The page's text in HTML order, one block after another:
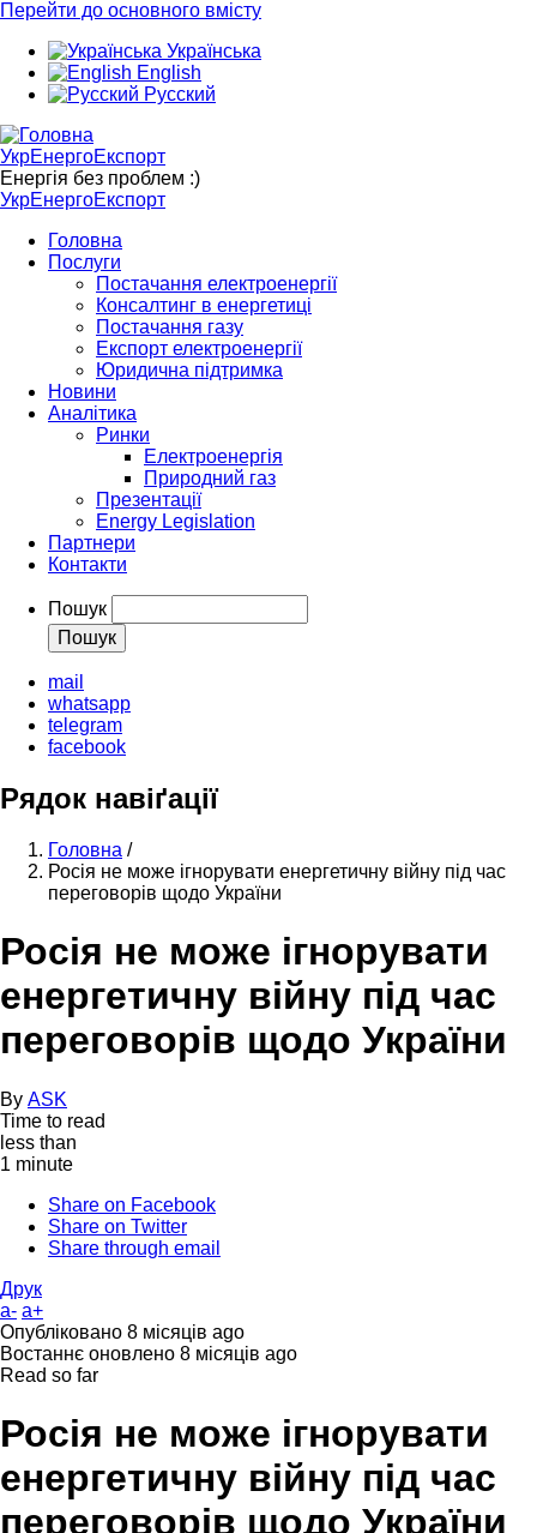
Перейти до основного вмісту
Українська
English
Русский
УкрЕнергоЕкспорт
Енергія без проблем :)
УкрЕнергоЕкспорт
Головна
Послуги
Постачання електроенергії
Консалтинг в енергетиці
Постачання газу
Експорт електроенергії
Юридична підтримка
Новини
Аналітика
Ринки
Електроенергія
Природний газ
Презентації
Energy Legislation
Партнери
Контакти
Пошук
mail
whatsapp
telegram
facebook
Рядок навіґації
Головна /
Росія не може ігнорувати енергетичну війну під час
переговорів щодо України
Росія не може ігнорувати
енергетичну війну під час
переговорів щодо України
By ASK
Time to read
less than
1 minute
Share on Facebook
Share on Twitter
Share through email
Друк
a- a+
Опубліковано 8 місяців ago
Востаннє оновлено 8 місяців ago
Read so far
Росія не може ігнорувати
енергетичну війну під час
переговорів щодо України